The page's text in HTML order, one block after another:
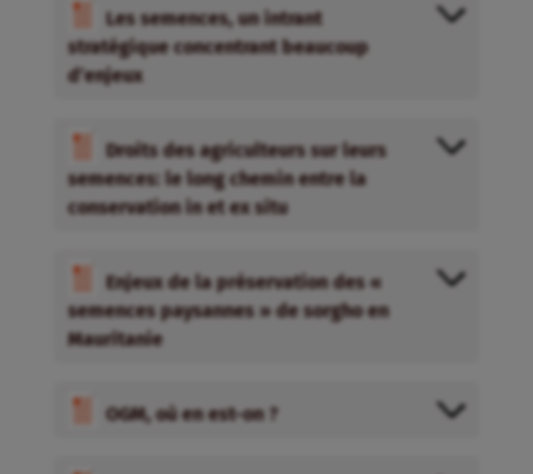
Les semences, un intrant
stratégique concentrant beaucoup
d’enjeux
Droits des agriculteurs sur leurs
semences: le long chemin entre la
conservation in et ex situ
Enjeux de la préservation des «
semences paysannes » de sorgho en
Mauritanie
OGM, où en est-on ?